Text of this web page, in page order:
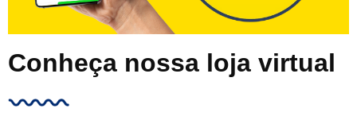
Conheça nossa loja virtual